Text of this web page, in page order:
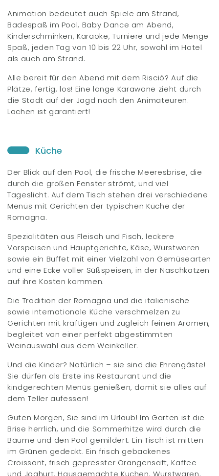
Animation bedeutet auch Spiele am Strand,
Badespaß im Pool, Baby Dance am Abend,
Kinderschminken, Karaoke, Turniere und jede Menge
Spaß, jeden Tag von 10 bis 22 Uhr, sowohl im Hotel
als auch am Strand.
Alle bereit für den Abend mit dem Risciò? Auf die
Plätze, fertig, los! Eine lange Karawane zieht durch
die Stadt auf der Jagd nach den Animateuren.
Lachen ist garantiert!
Küche
Der Blick auf den Pool, die frische Meeresbrise, die
durch die großen Fenster strömt, und viel
Tageslicht. Auf dem Tisch stehen drei verschiedene
Menüs mit Gerichten der typischen Küche der
Romagna.
Spezialitäten aus Fleisch und Fisch, leckere
Vorspeisen und Hauptgerichte, Käse, Wurstwaren
sowie ein Buffet mit einer Vielzahl von Gemüsearten
und eine Ecke voller Süßspeisen, in der Naschkatzen
auf ihre Kosten kommen.
Die Tradition der Romagna und die italienische
sowie internationale Küche verschmelzen zu
Gerichten mit kräftigen und zugleich feinen Aromen,
begleitet von einer perfekt abgestimmten
Weinauswahl aus dem Weinkeller.
Und die Kinder? Natürlich – sie sind die Ehrengäste!
Sie dürfen als Erste ins Restaurant und die
kindgerechten Menüs genießen, damit sie alles auf
dem Teller aufessen!
Guten Morgen, Sie sind im Urlaub! Im Garten ist die
Brise herrlich, und die Sommerhitze wird durch die
Bäume und den Pool gemildert. Ein Tisch ist mitten
im Grünen gedeckt. Ein frisch gebackenes
Croissant, frisch gepresster Orangensaft, Kaffee
und Joghurt. Hausgemachte Kuchen, Wurstwaren,